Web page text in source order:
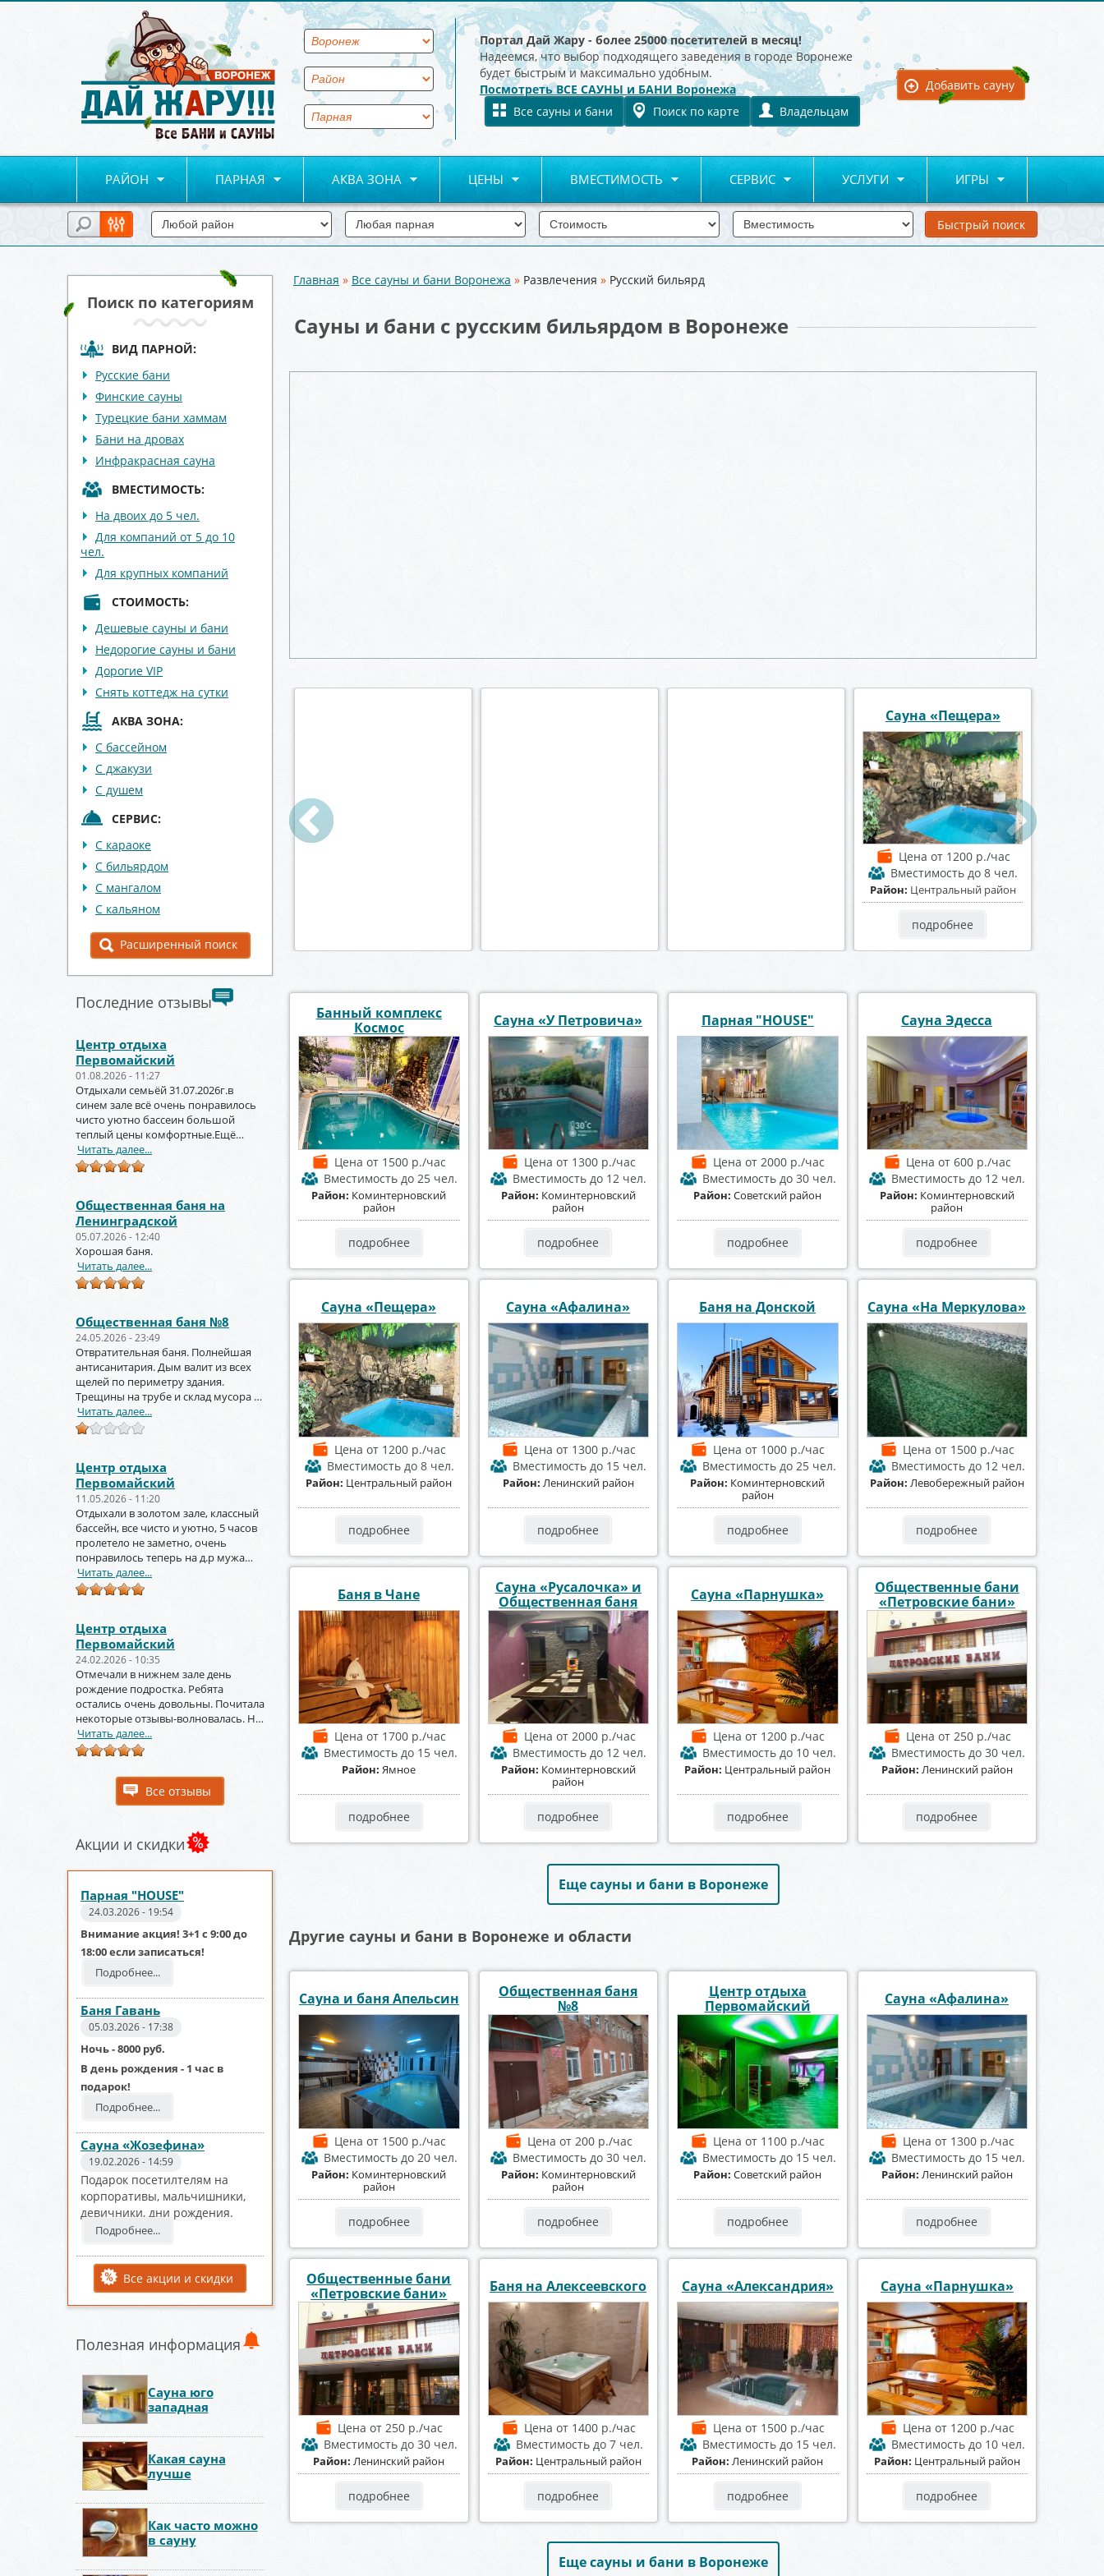
Портал Дай Жару - более 25000 посетителей в месяц!
Надеемся, что выбор подходящего заведения в городе Воронеже
будет быстрым и максимально удобным.
Посмотреть ВСЕ САУНЫ и БАНИ Воронежа
Все сауны и бани
Поиск по карте Владельцам
Для владельцев:
Добавить сауну
РАЙОН ПАРНАЯ АКВА ЗОНА ЦЕНЫ ВМЕСТИМОСТЬ СЕРВИС УСЛУГИ ИГРЫ
Поиск по категориям
ВИД ПАРНОЙ:
Русские бани
Финские сауны
Турецкие бани хаммам
Бани на дровах
Инфракрасная сауна
ВМЕСТИМОСТЬ:
На двоих до 5 чел.
Для компаний от 5 до 10
чел.
Для крупных компаний
СТОИМОСТЬ:
Дешевые сауны и бани
Недорогие сауны и бани
Дорогие VIP
Снять коттедж на сутки
АКВА ЗОНА:
С бассейном
С джакузи
С душем
СЕРВИС:
С караоке
С бильярдом
С мангалом
С кальяном
Расширенный поиск
Последние отзывы
Центр отдыха
Первомайский
01.08.2026 - 11:27
Отдыхали семьёй 31.07.2026г.в
синем зале всё очень понравилось
чисто уютно бассеин большой
теплый цены комфортные.Ещё
вернёмся и не раз!!!
Читать далее...
Общественная баня на
Ленинградской
05.07.2026 - 12:40
Хорошая баня.
Читать далее...
Общественная баня №8
24.05.2026 - 23:49
Отвратительная баня. Полнейшая
антисанитария. Дым валит из всех
щелей по периметру здания.
Трещины на трубе и склад мусора за
торцом зданиями.
Читать далее...
Центр отдыха
Первомайский
11.05.2026 - 11:20
Отдыхали в золотом зале, классный
бассейн, все чисто и уютно, 5 часов
пролетело не заметно, очень
понравилось теперь на д.р мужа
тоже будем заказывать
Читать далее...
Центр отдыха
Первомайский
24.02.2026 - 10:35
Отмечали в нижнем зале день
рождение подростка. Ребята
остались очень довольны. Почитала
некоторые отзывы-волновалась. Но
зря. Крутое место.
Читать далее...
Все отзывы
Акции и скидки
Парная "HOUSE"
24.03.2026 - 19:54
Внимание акция! 3+1 с 9:00 до
18:00 если записаться!
Подробнее...
Баня Гавань
05.03.2026 - 17:38
Ночь - 8000 руб.
В день рождения - 1 час в
подарок!
Подробнее...
Сауна «Жозефина»
19.02.2026 - 14:59
Подарок посетилтелям на
корпоративы, мальчишники,
девичники, дни рождения.
Подробнее...
Все акции и скидки
Полезная информация
Сауна юго
западная
Какая сауна
лучше
Как часто можно
в сауну
Вы здесь
Главная » Все сауны и бани Воронежа » Развлечения » Русский бильярд
Сауны и бани с русским бильярдом в Воронеже
до 30 чел.
Сауна «Пещера»
Вместимость
Район:
Сауна «Пещера»
Цена от 1200 р./час
Вместимость до 8 чел.
Район: Центральный район
подробнее
Банный комплекс
Космос
Цена от 1500 р./час
Вместимостьдо 25 чел.
Район: Коминтерновский
район
подробнее
Сауна «У Петровича»
Цена от 1300 р./час
Вместимость до 12 чел.
Район: Коминтерновский
район
подробнее
Парная "HOUSE"
Цена от 2000 р./час
Вместимостьдо 30 чел.
Район:Советский район
подробнее
Сауна Эдесса
Цена от 600 р./час
Вместимость до 12 чел.
Район: Коминтерновский
район
подробнее
Сауна «Пещера»
Цена от 1200 р./час
Вместимостьдо 8 чел.
Район: Центральный район
подробнее
Сауна «Афалина»
Цена от 1300 р./час
Вместимость до 15 чел.
Район: Ленинский район
подробнее
Баня на Донской
Цена от 1000 р./час
Вместимостьдо 25 чел.
Район: Коминтерновский
район
подробнее
Сауна «На Меркулова»
Цена от 1500 р./час
Вместимость до 12 чел.
Район: Левобережный район
подробнее
Баня в Чане
Цена от 1700 р./час
Вместимостьдо 15 чел.
Район:Ямное
подробнее
Сауна «Русалочка» и
Общественная баня
Цена от 2000 р./час
Вместимость до 12 чел.
Район: Коминтерновский
район
подробнее
Сауна «Парнушка»
Цена от 1200 р./час
Вместимостьдо 10 чел.
Район: Центральный район
подробнее
Общественные бани
«Петровские бани»
Цена от 250 р./час
Вместимость до 30 чел.
Район: Ленинский район
подробнее
Еще сауны и бани в Воронеже
Другие сауны и бани в Воронеже и области
Сауна и баня Апельсин
Ценаот 1500 р./час
Вместимость до 20 чел.
Район: Коминтерновский
район
подробнее
Общественная баня
№8
Цена от 200 р./час
Вместимостьдо 30 чел.
Район: Коминтерновский
район
подробнее
Центр отдыха
Первомайский
Ценаот 1100 р./час
Вместимость до 15 чел.
Район:Советский район
подробнее
Сауна «Афалина»
Цена от 1300 р./час
Вместимостьдо 15 чел.
Район: Ленинский район
подробнее
Общественные бани
«Петровские бани»
Ценаот 250 р./час
Вместимость до 30 чел.
Район:Ленинский район
подробнее
Баня на Алексеевского
Цена от 1400 р./час
Вместимостьдо 7 чел.
Район: Центральный район
подробнее
Сауна «Александрия»
Ценаот 1500 р./час
Вместимость до 15 чел.
Район:Ленинский район
подробнее
Сауна «Парнушка»
Цена от 1200 р./час
Вместимостьдо 10 чел.
Район: Центральный район
подробнее
Еще сауны и бани в Воронеже